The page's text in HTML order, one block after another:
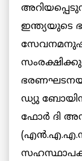
ഇന്ത്യയുടെ
ഡ്യു
ഫോര്‍ ദി